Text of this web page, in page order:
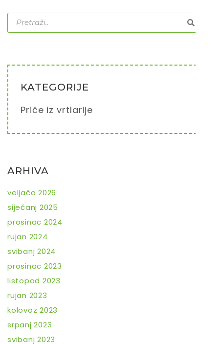
KATEGORIJE
Priče iz vrtlarije
ARHIVA
veljača 2026
siječanj 2025
prosinac 2024
rujan 2024
svibanj 2024
prosinac 2023
listopad 2023
rujan 2023
kolovoz 2023
srpanj 2023
svibanj 2023